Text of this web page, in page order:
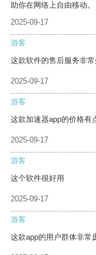
助你在网络上自由移动。
2025-09-17
游客
这款软件的售后服务非
2025-09-17
游客
这款加速器app的价格有
2025-09-17
游客
这个软件很好用
2025-09-17
游客
这款app的用户群体非常